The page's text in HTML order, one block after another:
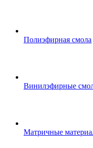
Полиэфирная смола
Винилэфирные
Матричные